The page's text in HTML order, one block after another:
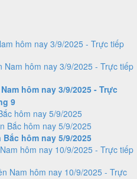
hôm nay 3/9/2025 - Trực tiếp
hôm nay 3/9/2025 - Trực
9
hôm nay 5/9/2025
hôm nay 5/9/2025
hôm nay 10/9/2025 - Trực tiếp